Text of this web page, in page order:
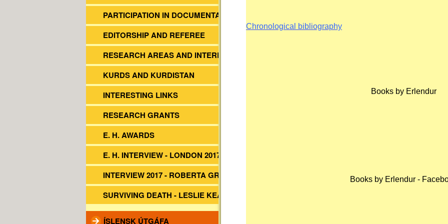
PARTICIPATION IN DOCUMENTARIES
EDITORSHIP AND REFEREE
RESEARCH AREAS AND INTERESTS
KURDS AND KURDISTAN
INTERESTING LINKS
RESEARCH GRANTS
E. H. AWARDS
E. H. INTERVIEW - LONDON 2017
INTERVIEW 2017 - ROBERTA GRIMES
SURVIVING DEATH - LESLIE KEAN
ÍSLENSK ÚTGÁFA
Chronological bibliography
Books by Erlendur
Books by Erlendur -